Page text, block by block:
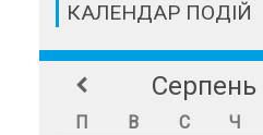
КАЛЕНДАР ПОДІЙ
Серпень
П В С Ч